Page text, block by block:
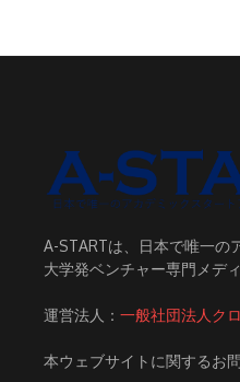
A-STARTは、日本で唯一の
大学発ベンチャー専門メディ
運営法人： 一般社団法人ク
本ウェブサイトに関するお